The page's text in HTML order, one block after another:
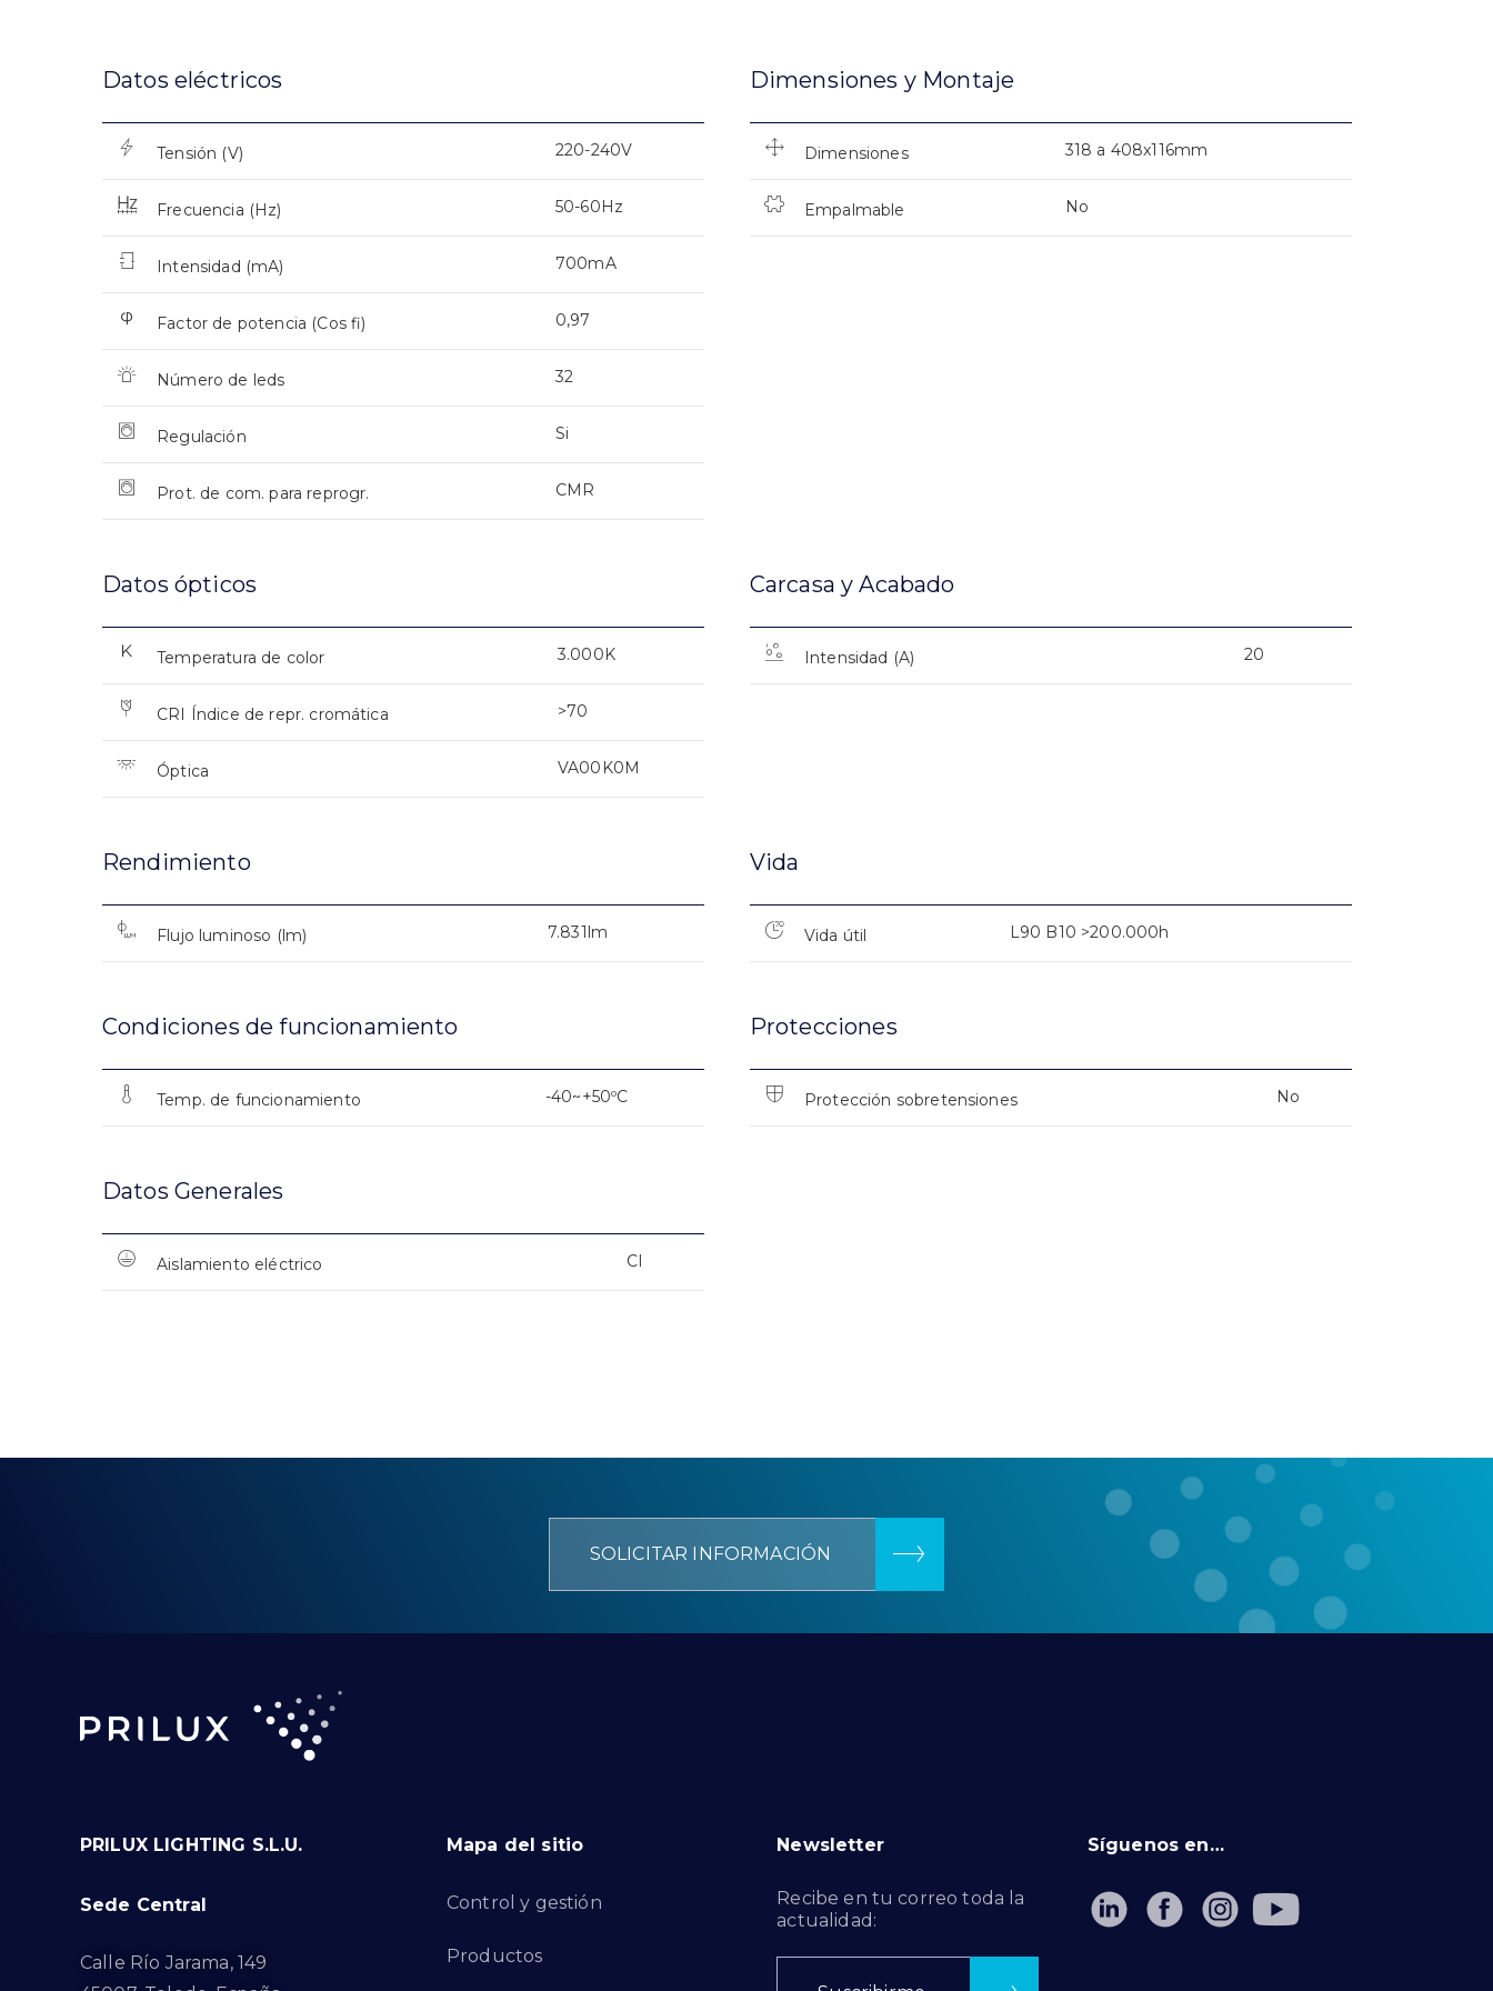
Datos eléctricos
Tensión (V) 220-240V
Frecuencia (Hz) 50-60Hz
Intensidad (mA) 700mA
Factor de potencia (Cos fi) 0,97
Número de leds 32
Regulación Si
Prot. de com. para reprogr. CMR
Dimensiones y Montaje
Dimensiones 318 a 408x116mm
Empalmable No
Datos ópticos
Temperatura de color 3.000K
CRI Índice de repr. cromática >70
Óptica VA00K0M
Carcasa y Acabado
Intensidad (A) 20
Rendimiento
Flujo luminoso (lm) 7.831lm
Vida
Vida útil L90 B10 >200.000h
Condiciones de funcionamiento
Temp. de funcionamiento -40~+50ºC
Protecciones
Protección sobretensiones No
Datos Generales
Aislamiento eléctrico CI
SOLICITAR INFORMACIÓN
PRILUX LIGHTING S.L.U.
Sede Central
Calle Río Jarama, 149
Mapa del sitio
Control y gestión
Productos
Newsletter
Recibe en tu correo toda la
actualidad:
Síguenos en…